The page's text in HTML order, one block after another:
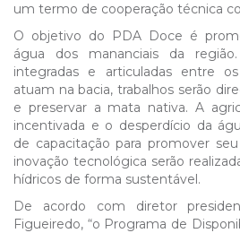
um termo de cooperação técnica
O objetivo do PDA Doce é
água dos mananciais da
integradas e articuladas entre
atuam na bacia, trabalhos serão
e preservar a mata nativa. A
incentivada e o desperdício da
de capacitação para promover
inovação tecnológica serão
hídricos de forma sustentável.
De acordo com diretor
Figueiredo, “o Programa de